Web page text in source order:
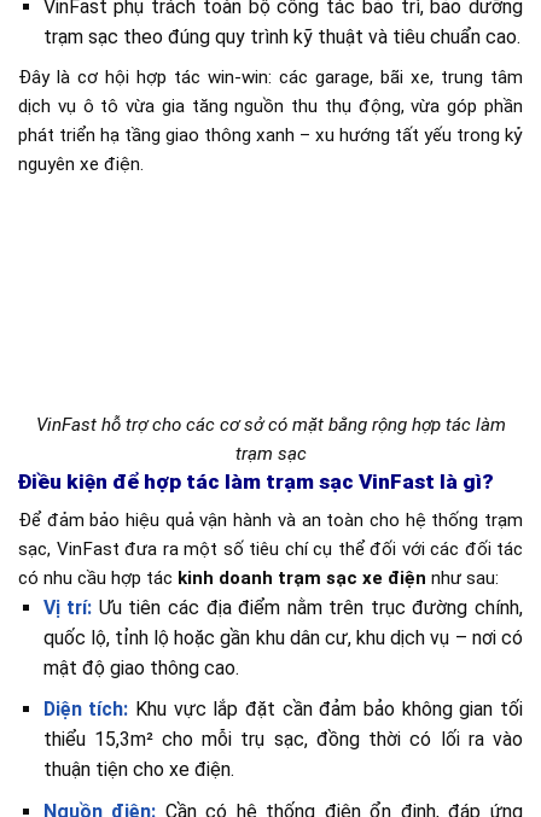
VinFast phụ trách toàn bộ công tác bảo trì, bảo dưỡng
trạm sạc theo đúng quy trình kỹ thuật và tiêu chuẩn cao.
Đây là cơ hội hợp tác win-win: các garage, bãi xe, trung tâm
dịch vụ ô tô vừa gia tăng nguồn thu thụ động, vừa góp phần
phát triển hạ tầng giao thông xanh – xu hướng tất yếu trong kỷ
nguyên xe điện.
VinFast hỗ trợ cho các cơ sở có mặt bằng rộng hợp tác làm
trạm sạc
Điều kiện để hợp tác làm trạm sạc VinFast là gì?
Để đảm bảo hiệu quả vận hành và an toàn cho hệ thống trạm
sạc, VinFast đưa ra một số tiêu chí cụ thể đối với các đối tác
có nhu cầu hợp tác kinh doanh trạm sạc xe điện như sau:
Vị trí: Ưu tiên các địa điểm nằm trên trục đường chính,
quốc lộ, tỉnh lộ hoặc gần khu dân cư, khu dịch vụ – nơi có
mật độ giao thông cao.
Diện tích: Khu vực lắp đặt cần đảm bảo không gian tối
thiểu 15,3m² cho mỗi trụ sạc, đồng thời có lối ra vào
thuận tiện cho xe điện.
Nguồn điện: Cần có hệ thống điện ổn định, đáp ứng